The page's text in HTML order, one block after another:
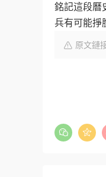
銘記這段曆
兵有可能掙
原文鏈